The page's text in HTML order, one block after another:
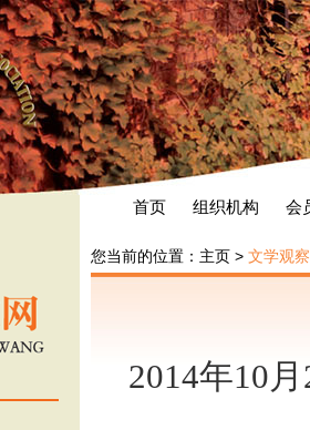
首页 组织机构 会
您当前的位置： 主页 > 文学观察
2014年10